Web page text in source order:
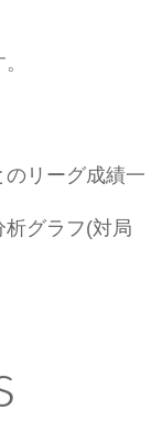
リーグ成績一
グラフ(対局